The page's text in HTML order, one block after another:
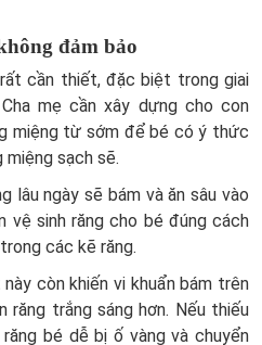
đảm bảo
cần thiết, đặc biệt trong giai
mẹ cần xây dựng cho con
miệng từ sớm để bé có ý thức
miệng sạch sẽ.
lâu ngày sẽ bám và ăn sâu vào
vệ sinh răng cho bé đúng cách
các kẽ răng.
còn khiến vi khuẩn bám trên
răng trắng sáng hơn. Nếu thiếu
bé dễ bị ố vàng và chuyển